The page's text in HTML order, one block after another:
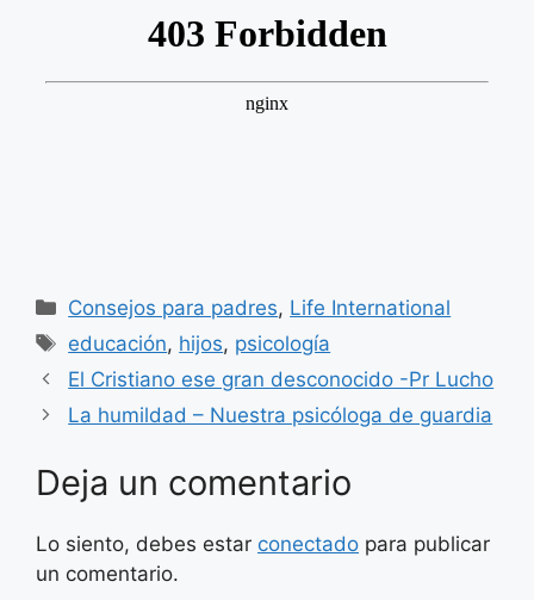
Categorías
Consejos para padres, Life International
Etiquetas
educación, hijos, psicología
El Cristiano ese gran desconocido -Pr Lucho
La humildad – Nuestra psicóloga de guardia
Deja un comentario
Lo siento, debes estar conectado para publicar
un comentario.